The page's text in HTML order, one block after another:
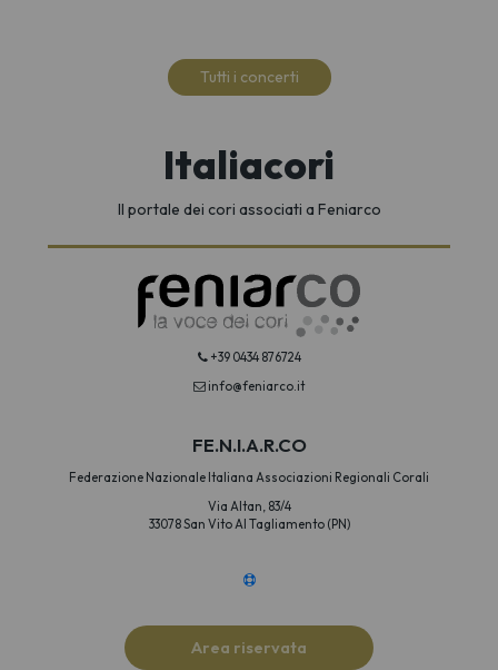
Tutti i concerti
Italiacori
Il portale dei cori associati a Feniarco
+39 0434 876724
info@feniarco.it
FE.N.I.A.R.CO
Federazione Nazionale Italiana Associazioni Regionali Corali
Via Altan, 83/4
33078 San Vito Al Tagliamento (PN)
Area riservata